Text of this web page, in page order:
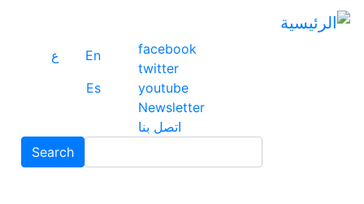
facebook
twitter
youtube
Newsletter
اتصل بنا
En
ع
Es
Search
Search